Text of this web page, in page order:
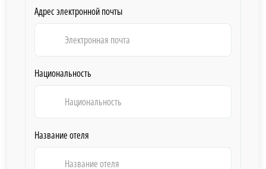
Адрес электронной почты
Национальность
Название отеля